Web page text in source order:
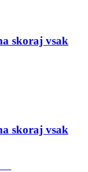
skoraj vsak
skoraj vsak